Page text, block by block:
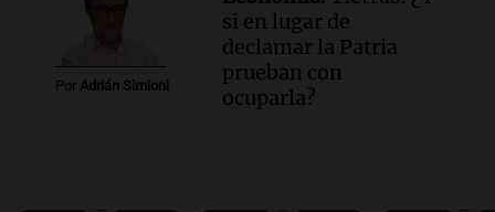
Por Adrián Simioni
si en lugar de
declamar la Patria
prueban con
ocuparla?